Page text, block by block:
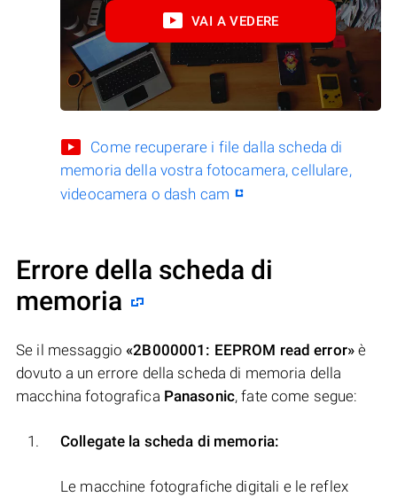
VAI A VEDERE
Come recuperare i file dalla scheda di
memoria della vostra fotocamera, cellulare,
videocamera o dash cam
Errore della scheda di
memoria
Se il messaggio«2B000001: EEPROM read error» è
dovuto a un errore della scheda di memoria della
macchina fotografica Panasonic, fate come segue:
Collegate la scheda di memoria:
Le macchine fotografiche digitali e le reflex